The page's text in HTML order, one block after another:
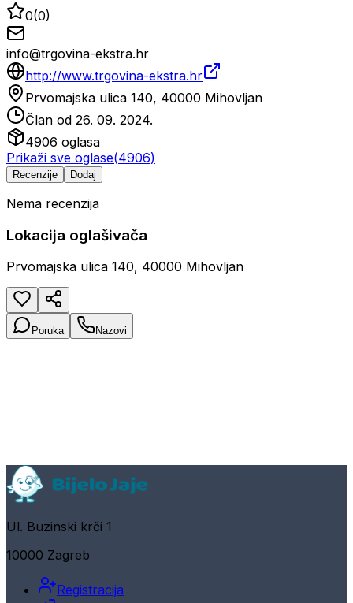
0(0)
info@trgovina-ekstra.hr
http://www.trgovina-ekstra.hr
Prvomajska ulica 140, 40000 Mihovljan
Član od 26. 09. 2024.
4906 oglasa
Prikaži sve oglase(4906)
Recenzije Dodaj
Nema recenzija
Lokacija oglašivača
Prvomajska ulica 140, 40000 Mihovljan
Poruka Nazovi
Ul. Buzinski krči 1
10000 Zagreb
Registracija